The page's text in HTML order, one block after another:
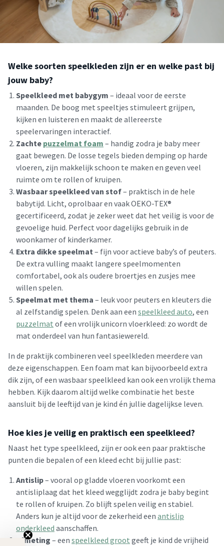
Welke soorten speelkleden zijn er en welke past bij
jouw baby?
Speelkleed met babygym – ideaal voor de eerste
maanden. De boog met speeltjes stimuleert grijpen,
kijken en luisteren en maakt de allereerste
speelervaringen interactief.
Zachte puzzelmat foam – handig zodra je baby meer
gaat bewegen. De losse tegels bieden demping op harde
vloeren, zijn makkelijk schoon te maken en geven veel
ruimte om te rollen of kruipen.
Wasbaar speelkleed van stof– praktisch in de hele
babytijd. Licht, oprolbaar en vaak OEKO-TEX®
gecertificeerd, zodat je zeker weet dat het veilig is voor de
gevoelige huid. Perfect voor dagelijks gebruik in de
woonkamer of kinderkamer.
Extra dikke speelmat – fijn voor actieve baby’s of peuters.
De extra vulling maakt langere speelmomenten
comfortabel, ook als oudere broertjes en zusjes mee
willen spelen.
Speelmat met thema – leuk voor peuters en kleuters die
al zelfstandig spelen. Denk aan een speelkleed auto, een
puzzelmat of een vrolijk unicorn vloerkleed: zo wordt de
mat onderdeel van hun fantasiewereld.
In de praktijk combineren veel speelkleden meerdere van
deze eigenschappen. Een foam mat kan bijvoorbeeld extra
dik zijn, of een wasbaar speelkleed kan ook een vrolijk thema
hebben. Kijk daarom altijd welke combinatie het beste
aansluit bij de leeftijd van je kind én jullie dagelijkse leven.
Hoe kies je veilig en praktisch een speelkleed?
Naast het type speelkleed, zijn er ook een paar praktische
punten die bepalen of een kleed echt bij jullie past:
Antislip– vooral op gladde vloeren voorkomt een
antisliplaag dat het kleed wegglijdt zodra je baby begint
te rollen of kruipen. Zo blijft spelen veilig en stabiel.
Anders kun je altijd voor de zekerheid een antislip
onderkleed aanschaffen.
Afmeting – een speelkleed groot geeft je kind de vrijheid